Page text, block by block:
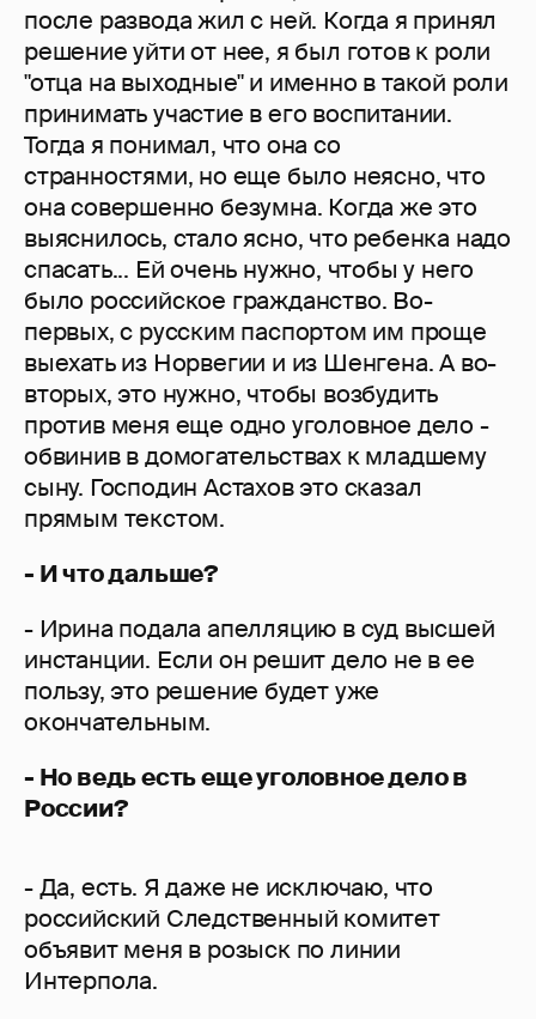
после развода жил с ней. Когда я принял
решение уйти от нее, я был готов к роли
"отца на выходные" и именно в такой роли
принимать участие в его воспитании.
Тогда я понимал, что она со
странностями, но еще было неясно, что
она совершенно безумна. Когда же это
выяснилось, стало ясно, что ребенка надо
спасать... Ей очень нужно, чтобы у него
было российское гражданство. Во-
первых, с русским паспортом им проще
выехать из Норвегии и из Шенгена. А во-
вторых, это нужно, чтобы возбудить
против меня еще одно уголовное дело -
обвинив в домогательствах к младшему
сыну. Господин Астахов это сказал
прямым текстом.
- И что дальше?
- Ирина подала апелляцию в суд высшей
инстанции. Если он решит дело не в ее
пользу, это решение будет уже
окончательным.
- Но ведь есть еще уголовное дело в
России?
- Да, есть. Я даже не исключаю, что
российский Следственный комитет
объявит меня в розыск по линии
Интерпола.